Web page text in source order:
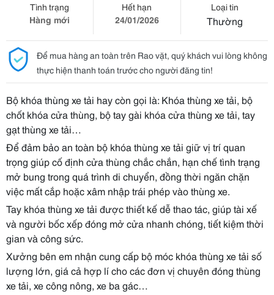
Tình trạng
Hàng mới
Hết hạn
24/01/2026
Loại tin
Thường
Để mua hàng an toàn trên Rao vặt, quý khách vui lòng không
thực hiện thanh toán trước cho người đăng tin!
Bộ khóa thùng xe tải hay còn gọi là: Khóa thùng xe tải, bộ
chốt khóa cửa thùng, bộ tay gài khóa cửa thùng xe tải, tay
gạt thùng xe tải…
Để đảm bảo an toàn bộ khóa thùng xe tải giữ vị trí quan
trọng giúp cố định cửa thùng chắc chắn, hạn chế tình trạng
mở bung trong quá trình di chuyển, đồng thời ngăn chặn
việc mất cắp hoặc xâm nhập trái phép vào thùng xe.
Tay khóa thùng xe tải được thiết kế dễ thao tác, giúp tài xế
và người bốc xếp đóng mở cửa nhanh chóng, tiết kiệm thời
gian và công sức.
Xưởng bên em nhận cung cấp bộ móc khóa thùng xe tải số
lượng lớn, giá cả hợp lí cho các đơn vị chuyên đóng thùng
xe tải, xe công nông, xe ba gác…